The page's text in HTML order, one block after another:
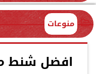
منوعات